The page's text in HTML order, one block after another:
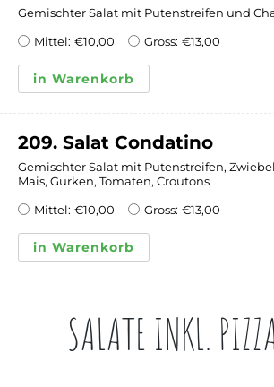
Gemischter Salat mit Putenstreifen und
Mittel: €10,00 Gross: €13,00
in Warenkorb
209. Salat Condatino
Gemischter Salat mit Putenstreifen,
Mais, Gurken, Tomaten, Croutons
Mittel: €10,00 Gross: €13,00
in Warenkorb
SALATE INKL.